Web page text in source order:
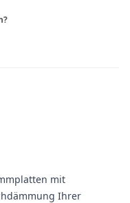
mit
Ihrer